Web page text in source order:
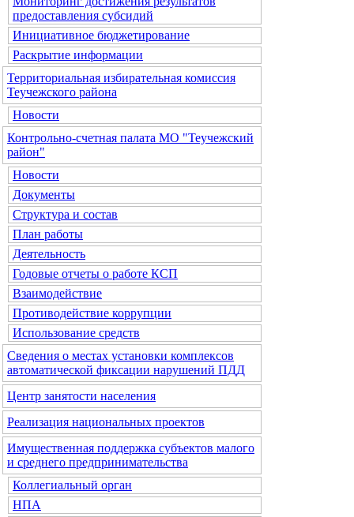
предоставления субсидий
Инициативное бюджетирование
Раскрытие информации
Территориальная избирательная комиссия
Теучежского района
Новости
Контрольно-счетная палата МО "Теучежский
район"
Новости
Документы
Структура и состав
План работы
Деятельность
Годовые отчеты о работе КСП
Взаимодействие
Противодействие коррупции
Использование средств
Сведения о местах установки комплексов
автоматической фиксации нарушений ПДД
Центр занятости населения
Реализация национальных проектов
Имущественная поддержка субъектов малого
и среднего предпринимательства
Коллегиальный орган
НПА